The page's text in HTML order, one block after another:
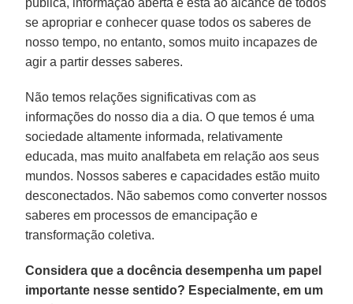
se apropriar e conhecer quase todos os saberes de
nosso tempo, no entanto, somos muito incapazes de
agir a partir desses saberes.
Não temos relações significativas com as
informações do nosso dia a dia. O que temos é uma
sociedade altamente informada, relativamente
educada, mas muito analfabeta em relação aos seus
mundos. Nossos saberes e capacidades estão muito
desconectados. Não sabemos como converter nossos
saberes em processos de emancipação e
transformação coletiva.
Considera que a docência desempenha um papel
importante nesse sentido? Especialmente, em um